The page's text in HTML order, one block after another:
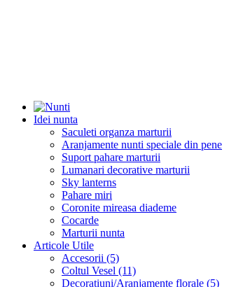
Idei nunta
Saculeti organza marturii
Aranjamente nunti speciale din pene
Suport pahare marturii
Lumanari decorative marturii
Sky lanterns
Pahare miri
Coronite mireasa diademe
Cocarde
Marturii nunta
Articole Utile
Accesorii (5)
Coltul Vesel (11)
Decoratiuni/Aranjamente florale (5)